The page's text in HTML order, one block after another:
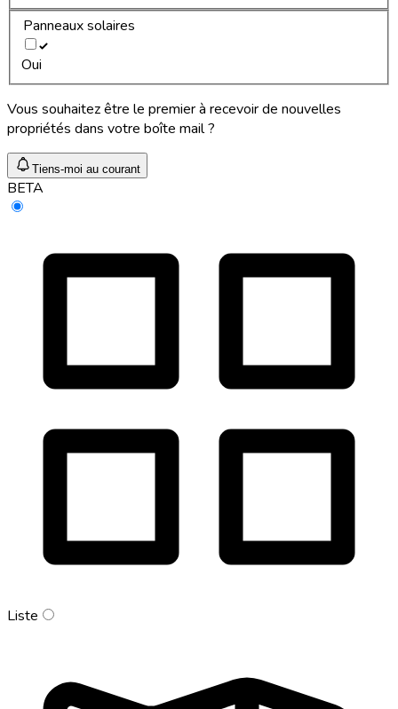
Panneaux solaires
Oui
Vous souhaitez être le premier à recevoir de nouvelles
propriétés dans votre boîte mail ?
Tiens-moi au courant
BETA
Liste